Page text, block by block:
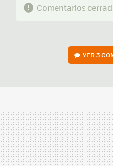
Comentarios
VER3